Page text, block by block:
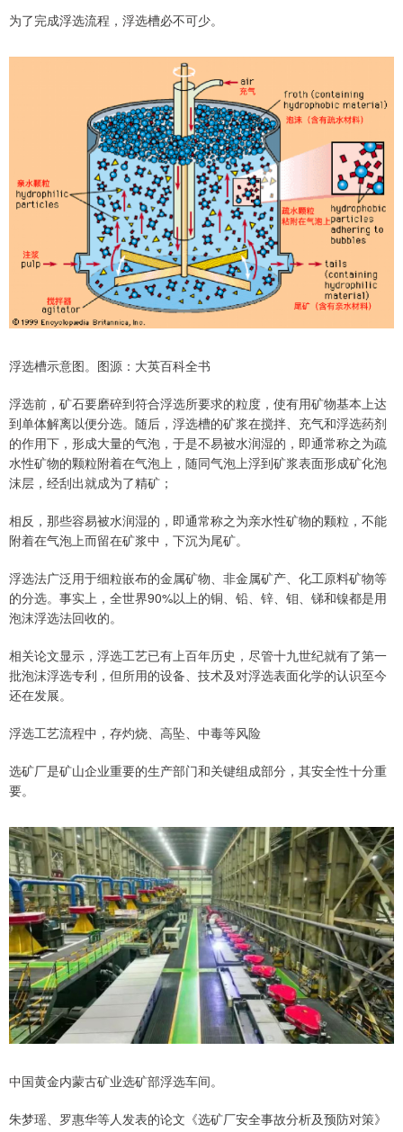
为了完成浮选流程，浮选槽必不可少。
浮选槽示意图。图源：大英百科全书
浮选前，矿石要磨碎到符合浮选所要求的粒度，使有用矿物基本上达
到单体解离以便分选。随后，浮选槽的矿浆在搅拌、充气和浮选药剂
的作用下，形成大量的气泡，于是不易被水润湿的，即通常称之为疏
水性矿物的颗粒附着在气泡上，随同气泡上浮到矿浆表面形成矿化泡
沫层，经刮出就成为了精矿；
相反，那些容易被水润湿的，即通常称之为亲水性矿物的颗粒，不能
附着在气泡上而留在矿浆中，下沉为尾矿。
浮选法广泛用于细粒嵌布的金属矿物、非金属矿产、化工原料矿物等
的分选。事实上，全世界90%以上的铜、铅、锌、钼、锑和镍都是用
泡沫浮选法回收的。
相关论文显示，浮选工艺已有上百年历史，尽管十九世纪就有了第一
批泡沫浮选专利，但所用的设备、技术及对浮选表面化学的认识至今
还在发展。
浮选工艺流程中，存灼烧、高坠、中毒等风险
选矿厂是矿山企业重要的生产部门和关键组成部分，其安全性十分重
要。
中国黄金内蒙古矿业选矿部浮选车间。
朱梦瑶、罗惠华等人发表的论文《选矿厂安全事故分析及预防对策》